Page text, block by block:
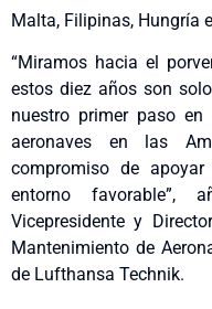
Malta, Filipinas, Hungría
“Miramos hacia el
estos diez años son
nuestro primer paso
aeronaves en las
compromiso de
entorno favorable”,
Vicepresidente y
Mantenimiento de
de Lufthansa Technik.